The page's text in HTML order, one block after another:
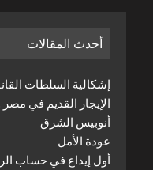
أحدث المقالات
إشكالية السلطات
الإيجار القديم في
أنوبيس الشرق
عودة الأمل
أول إيداع في حساب